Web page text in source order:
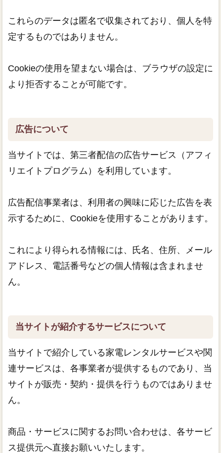
これらのデータは匿名で収集されており、個人を特
定するものではありません。
Cookieの使用を望まない場合は、ブラウザの設定に
より拒否することが可能です。
広告について
当サイトでは、第三者配信の広告サービス（アフィ
リエイトプログラム）を利用しています。
広告配信事業者は、利用者の興味に応じた広告を表
示するために、Cookieを使用することがあります。
これにより得られる情報には、氏名、住所、メール
アドレス、電話番号などの個人情報は含まれませ
ん。
当サイトが紹介するサービスについて
当サイトで紹介している家電レンタルサービスや関
連サービスは、各事業者が提供するものであり、当
サイトが販売・契約・提供を行うものではありませ
ん。
商品・サービスに関するお問い合わせは、各サービ
ス提供元へ直接お願いいたします。